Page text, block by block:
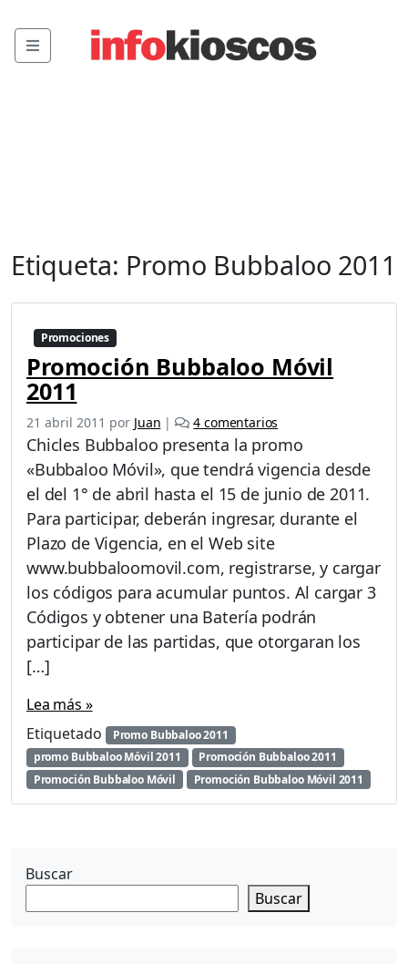
Menu
Etiqueta: Promo Bubbaloo 2011
Promociones
Promoción Bubbaloo Móvil
2011
21 abril 2011 por Juan | 4 comentarios
n
r
o
m
i
ó
n
u
o
o
M
ó
0
1
Chicles Bubbaloo presenta la promo
«Bubbaloo Móvil», que tendrá vigencia desde
el del 1° de abril hasta el 15 de junio de 2011.
Para participar, deberán ingresar, durante el
Plazo de Vigencia, en el Web site
www.bubbaloomovil.com, registrarse, y cargar
los códigos para acumular puntos. Al cargar 3
Códigos y obtener una Batería podrán
participar de las partidas, que otorgaran los
[…]
Lea más »
Etiquetado
Promo Bubbaloo 2011
promo Bubbaloo Móvil 2011
Promoción Bubbaloo 2011
Promoción Bubbaloo Móvil
Promoción Bubbaloo Móvil 2011
Buscar
Buscar